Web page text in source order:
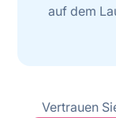
auf dem
Vertrauen